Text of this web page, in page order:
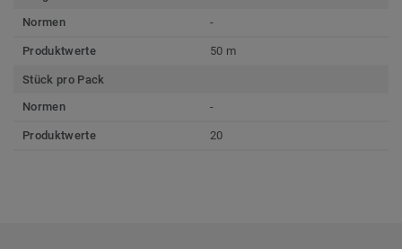
Normen
-
Produktwerte 50 m
Stück pro Pack
Normen
-
Produktwerte 20